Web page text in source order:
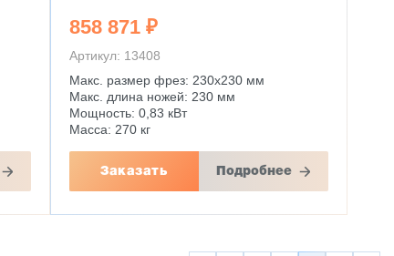
858 871 ₽
Артикул: 13408
Макс. размер фрез: 230х230 мм
Макс. длина ножей: 230 мм
Мощность: 0,83 кВт
Масса: 270 кг
Заказать Подробнее